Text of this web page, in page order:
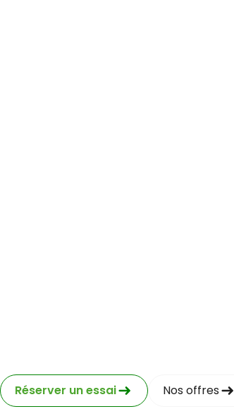
Réserver un essai Nos offres